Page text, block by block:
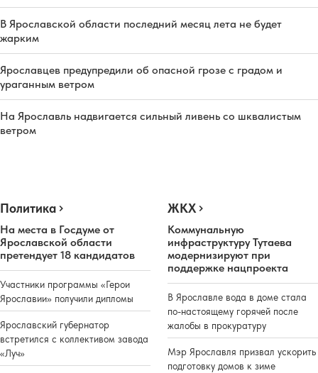
В Ярославской области последний месяц лета не будет
жарким
Ярославцев предупредили об опасной грозе с градом и
ураганным ветром
На Ярославль надвигается сильный ливень со шквалистым
ветром
Политика
На места в Госдуме от
Ярославской области
претендует 18 кандидатов
Участники программы «Герои
Ярославии» получили дипломы
Ярославский губернатор
встретился с коллективом завода
«Луч»
ЖКХ
Коммунальную
инфраструктуру Тутаева
модернизируют при
поддержке нацпроекта
В Ярославле вода в доме стала
по-настоящему горячей после
жалобы в прокуратуру
Мэр Ярославля призвал ускорить
подготовку домов к зиме